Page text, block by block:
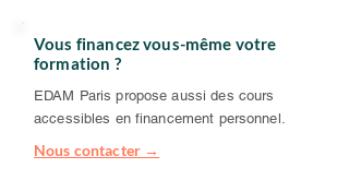
Vous financez vous-même votre
formation ?
EDAM Paris propose aussi des cours
accessibles en financement personnel.
Nous contacter →